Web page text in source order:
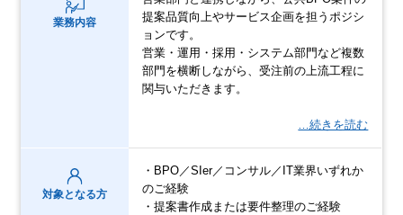
業務内容
提案品質向上やサービス企画を担うポジシ
ョンです。
営業・運用・採用・システム部門など複数
部門を横断しながら、受注前の上流工程に
関与いただきます。
…続きを読む
対象となる方
・BPO／SIer／コンサル／IT業界いずれか
のご経験
・提案書作成または要件整理のご経験